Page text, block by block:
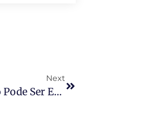
Next
Empregado De Instituição De Pagamento Não Pode Ser Enquadrado Como Bancário